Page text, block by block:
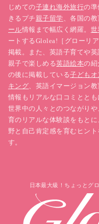
じめての子連れ海外旅行の準
きるプチ親子留学、各国の
ール情報まで幅広く網羅。 世
ートするGlolea!［グローリ
掲載。また、英語子育てや
親子で楽しめる英語絵本の紹
の後に掲載している子ども
キング、英語イマージョン
情報もリアルな口コミとと
世界中の人々とのつながり
育のリアルな体験談をもと
野と自己肯定感を育むヒン
す。
日本最大級！ちょっとグ